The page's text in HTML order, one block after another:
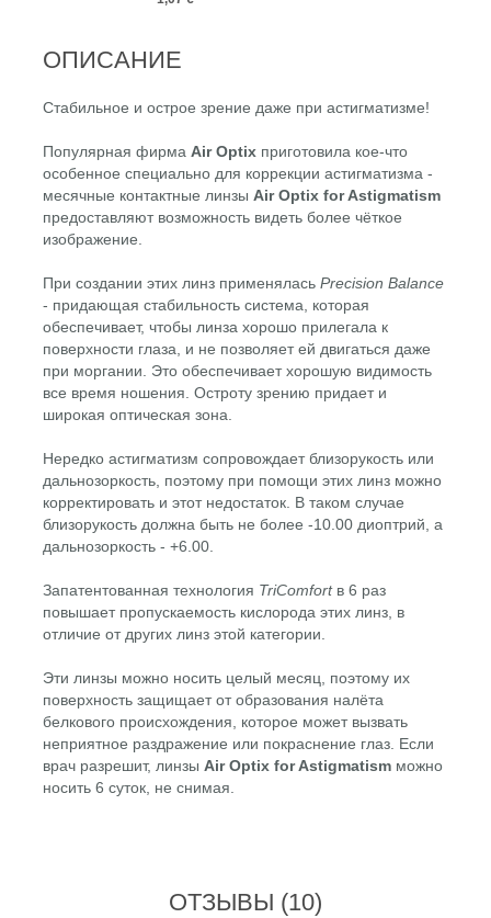
ОПИСАНИЕ
Стабильное и острое зрение даже при астигматизме!
Популярная фирма Air Optix приготовила кое-что
особенное специально для коррекции астигматизма -
месячные контактные линзы Air Optix for Astigmatism
предоставляют возможность видеть более чёткое
изображение.
При создании этих линз применялась Precision Balance
- придающая стабильность система, которая
обеспечивает, чтобы линза хорошо прилегала к
поверхности глаза, и не позволяет ей двигаться даже
при моргании. Это обеспечивает хорошую видимость
все время ношения. Остроту зрению придает и
широкая оптическая зона.
Нередко астигматизм сопровождает близорукость или
дальнозоркость, поэтому при помощи этих линз можно
корректировать и этот недостаток. В таком случае
близорукость должна быть не более -10.00 диоптрий, а
дальнозоркость - +6.00.
Запатентованная технология TriComfortв 6 раз
повышает пропускаемость кислорода этих линз, в
отличие от других линз этой категории.
Эти линзы можно носить целый месяц, поэтому их
поверхность защищает от образования налёта
белкового происхождения, которое может вызвать
неприятное раздражение или покраснение глаз. Если
врач разрешит, линзы Air Optix for Astigmatism можно
носить 6 суток, не снимая.
ОТЗЫВЫ (10)